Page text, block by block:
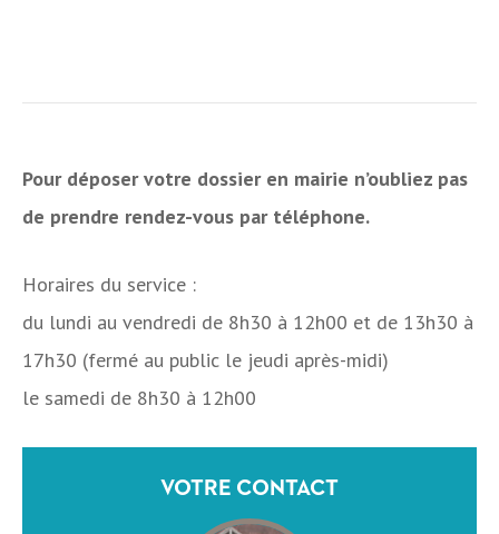
Pour déposer votre dossier en mairie n’oubliez pas
de prendre rendez-vous par téléphone.
Horaires du service :
du lundi au vendredi de 8h30 à 12h00 et de 13h30 à
17h30 (fermé au public le jeudi après-midi)
le samedi de 8h30 à 12h00
VOTRE CONTACT